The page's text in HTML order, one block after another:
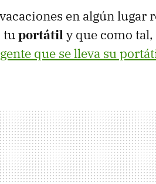
en algún lugar
tuportátily que como
que se lleva su